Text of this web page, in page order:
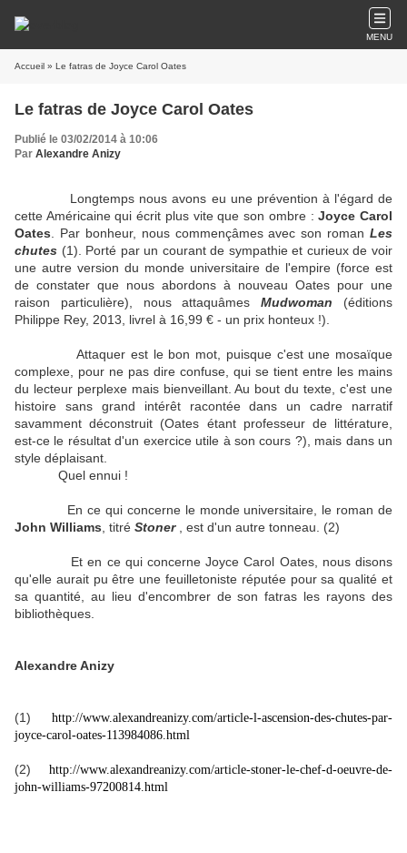
MENU
Accueil » Le fatras de Joyce Carol Oates
Le fatras de Joyce Carol Oates
Publié le 03/02/2014 à 10:06
Par Alexandre Anizy
Longtemps nous avons eu une prévention à l'égard de
cette Américaine qui écrit plus vite que son ombre :Joyce Carol
Oates . Par bonheur, nous commençâmes avec son roman Les
chutes (1). Porté par un courant de sympathie et curieux de voir
une autre version du monde universitaire de l'empire (force est
de constater que nous abordons à nouveau Oates pour une
raison particulière), nous attaquâmesMudwoman (éditions
Philippe Rey, 2013, livrel à 16,99 € - un prix honteux !).
Attaquer est le bon mot, puisque c'est une mosaïque
complexe, pour ne pas dire confuse, qui se tient entre les mains
du lecteur perplexe mais bienveillant. Au bout du texte, c'est une
histoire sans grand intérêt racontée dans un cadre narratif
savamment déconstruit (Oates étant professeur de littérature,
est-ce le résultat d'un exercice utile à son cours ?), mais dans un
style déplaisant.
Quel ennui !
En ce qui concerne le monde universitaire, le roman de
John Williams , titré Stoner, est d'un autre tonneau. (2)
Et en ce qui concerne Joyce Carol Oates, nous disons
qu'elle aurait pu être une feuilletoniste réputée pour sa qualité et
sa quantité, au lieu d'encombrer de son fatras les rayons des
bibliothèques.
Alexandre Anizy
(1) http://www.alexandreanizy.com/article-l-ascension-des-chutes-par-
joyce-carol-oates-113984086.html
(2)
http://www.alexandreanizy.com/article-stoner-le-chef-d-oeuvre-de-
john-williams-97200814.html